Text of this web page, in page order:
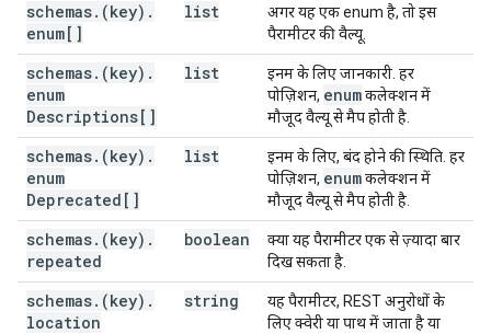
},
"parameterOrder": [
string
],
"$ref"
string
},
"response"
string
}
"scopes"
(value)
"supportsMediaDownload": boolean
,
"supportsMediaUpload": boolean
,
schemas. (key) .
enum[]
list
अगर यह एक enum है, तो इस
पैरामीटर की वैल्यू.
schemas. (key) .
enum
Descriptions[]
list
इनम के लिए जानकारी. हर
पोज़िशन, enumकलेक्शन में
मौजूद वैल्यू से मैप होती है.
schemas. (key) .
enum
Deprecated[]
list
इनम के लिए, बंद होने की स्थिति. हर
पोज़िशन, enumकलेक्शन में
मौजूद वैल्यू से मैप होती है.
schemas. (key) .
repeated
boolean
क्या यह पैरामीटर एक से ज़्यादा बार
दिख सकता है.
schemas. (key) .
location
string
यह पैरामीटर, REST अनुरोधों के
लिए क्वेरी या पाथ में जाता है या